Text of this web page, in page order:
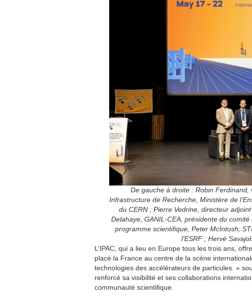
De gauche à droite : Robin
Infrastructure de Recherche, Ministère de
du CERN ; Pierre Vedrine, directeur
Delahaye, GANIL-CEA, présidente du
programme scientifique, Peter McIntosh,
l’ESRF ; Hervé
L’IPAC, qui a lieu en Europe tous les trois ans,
placé la France au centre de la scène
technologies des accélérateurs de particules. »
renforcé sa visibilité et ses collaborations
communauté scientifique.